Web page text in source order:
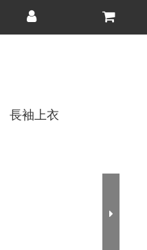
長袖上衣